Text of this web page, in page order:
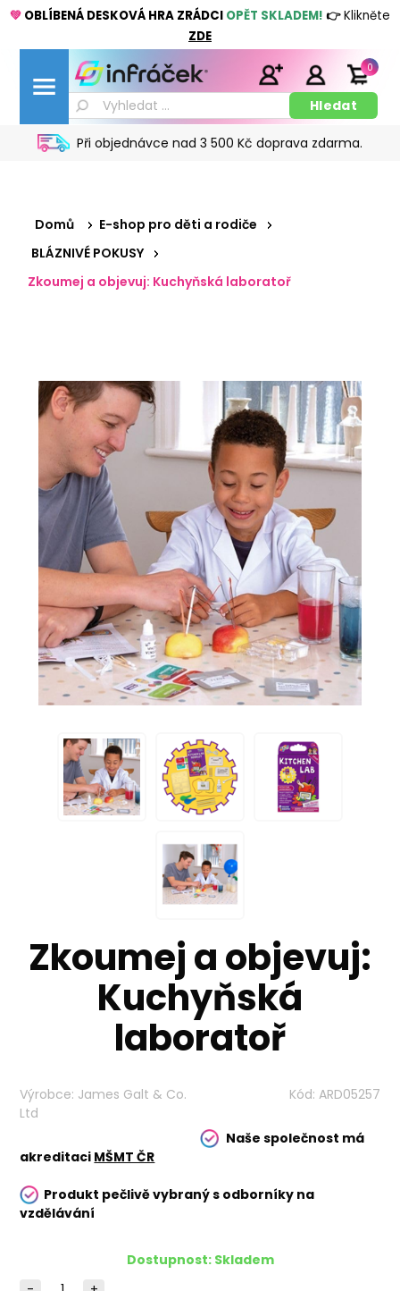
💚 OBLÍBENÁ DESKOVÁ HRA ZRÁDCI OPĚT SKLADEM! 👉Klikněte
ZDE
Při objednávce nad 3 500 Kč doprava zdarma.
0
Domů
E-shop pro děti a rodiče
BLÁZNIVÉ POKUSY
Zkoumej a objevuj: Kuchyňská laboratoř
Zkoumej a objevuj:
Kuchyňská
laboratoř
Výrobce: James Galt & Co.
Ltd
Kód: ARD05257
Naše společnost má
akreditaci MŠMT ČR
Produkt pečlivě vybraný s odborníky na
vzdělávání
Dostupnost: Skladem